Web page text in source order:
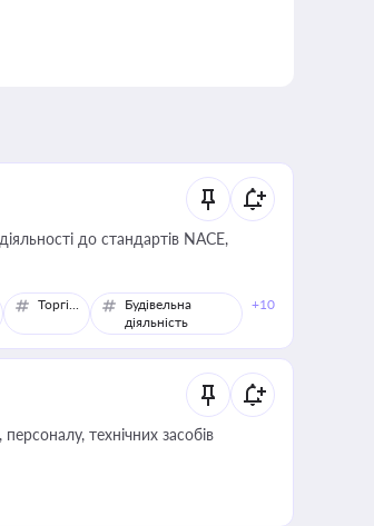
до стандартів NACE,
Торгівля
Будівельна
діяльність
+10
технічних засобів